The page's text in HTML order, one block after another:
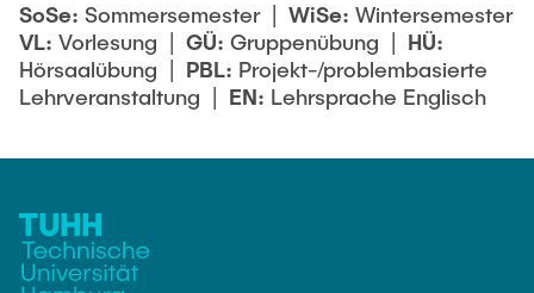
SoSe: Sommersemester | WiSe: Wintersemester
VL: Vorlesung | GÜ: Gruppenübung | HÜ:
Hörsaalübung | PBL: Projekt-/problembasierte
Lehrveranstaltung | EN: Lehrsprache Englisch